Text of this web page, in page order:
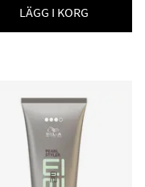
LÄGG I KORG